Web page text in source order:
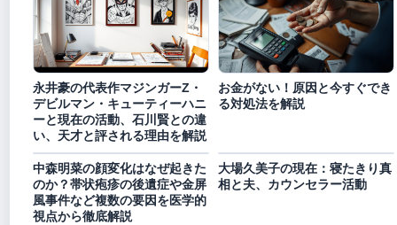
永井豪の代表作マジンガーZ・
デビルマン・キューティーハニ
ーと現在の活動、石川賢との違
い、天才と評される理由を解説
お金がない！原因と今すぐでき
る対処法を解説
中森明菜の顔変化はなぜ起きた
のか？帯状疱疹の後遺症や金屏
風事件など複数の要因を医学的
視点から徹底解説
大場久美子の現在：寝たきり真
相と夫、カウンセラー活動